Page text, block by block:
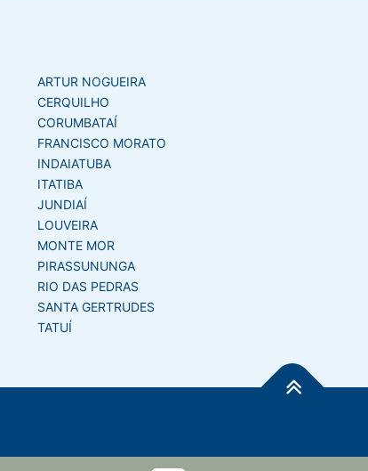
ARTUR NOGUEIRA
CERQUILHO
CORUMBATAÍ
FRANCISCO MORATO
INDAIATUBA
ITATIBA
JUNDIAÍ
LOUVEIRA
MONTE MOR
PIRASSUNUNGA
RIO DAS PEDRAS
SANTA GERTRUDES
TATUÍ